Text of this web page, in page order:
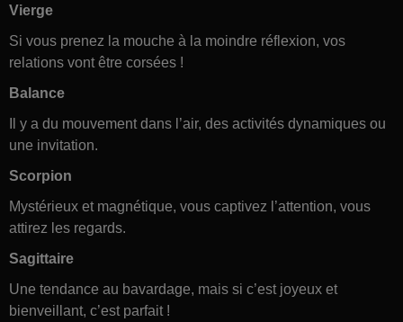
Vierge
Si vous prenez la mouche à la moindre réflexion, vos
relations vont être corsées !
Balance
Il y a du mouvement dans l’air, des activités dynamiques ou
une invitation.
Scorpion
Mystérieux et magnétique, vous captivez l’attention, vous
attirez les regards.
Sagittaire
Une tendance au bavardage, mais si c’est joyeux et
bienveillant, c’est parfait !